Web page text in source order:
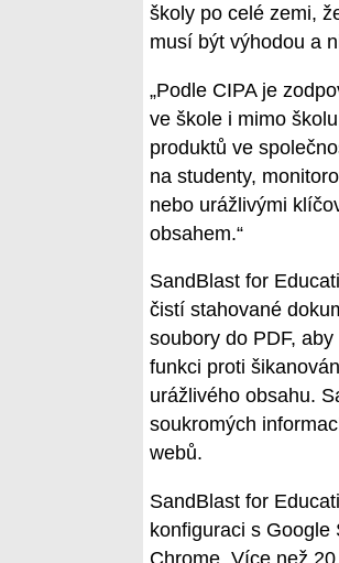
školy po celé zemi,
musí být výhodou a
„Podle CIPA je
ve škole i mimo
produktů ve
na studenty,
nebo urážlivými
obsahem.“
SandBlast for
čistí stahované
soubory do PDF,
funkci proti
urážlivého obsahu.
soukromých
webů.
SandBlast for
konfiguraci s
Chrome. Více než